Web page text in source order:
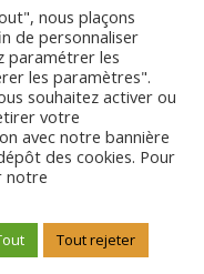
!
-
Politique de
nous plaçons
de personnaliser
paramétrer les
les paramètres".
souhaitez activer ou
votre
avec notre bannière
des cookies. Pour
notre
Tout rejeter